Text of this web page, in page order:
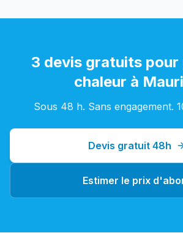
3 devis gratuits pour
chaleur à
Sous 48 h. Sans engagement.
Devis gratuit 48h
Estimer le prix